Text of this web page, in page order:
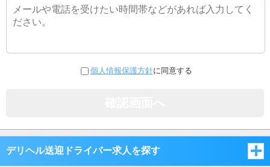
個人情報保護方針に同意する
デリヘル送迎ドライバー求人を探す